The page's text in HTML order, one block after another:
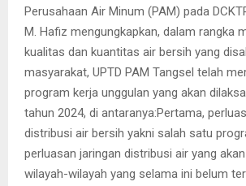
Perusahaan Air Minum (PAM) pada
M. Hafiz mengungkapkan, dalam rangka
kualitas dan kuantitas air bersih yang
masyarakat, UPTD PAM Tangsel telah
program kerja unggulan yang akan
tahun 2024, di antaranya:Pertama,
distribusi air bersih yakni salah satu
perluasan jaringan distribusi air yang
wilayah-wilayah yang selama ini belum